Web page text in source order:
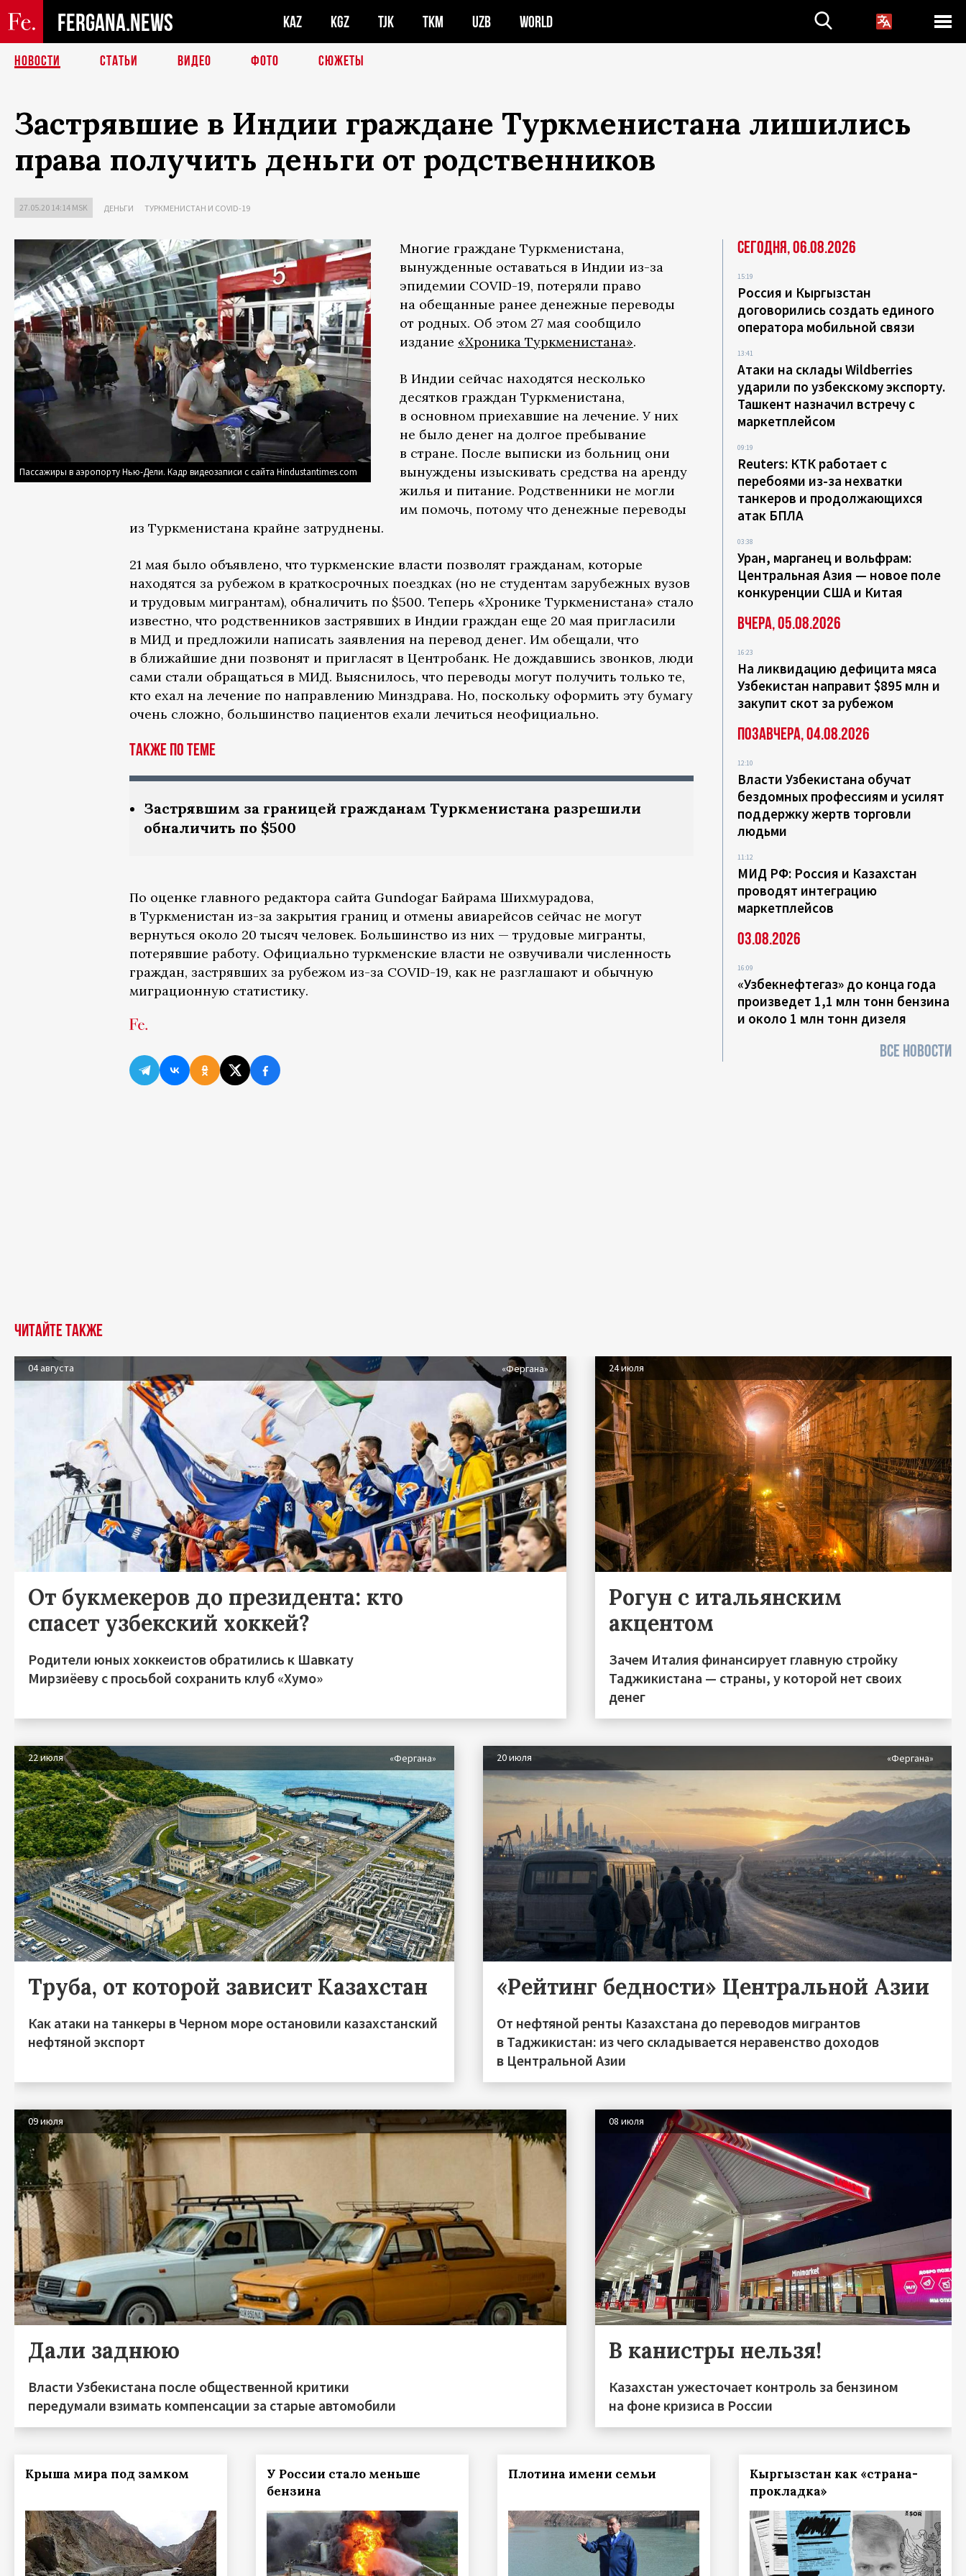
FERGANA.NEWS KAZ KGZ TJK TKM UZB WORLD
НОВОСТИ СТАТЬИ ВИДЕО ФОТО СЮЖЕТЫ
Застрявшие в Индии граждане Туркменистана лишились
права получить деньги от родственников
27.05.20 14:14 MSK ДЕНЬГИ ТУРКМЕНИСТАН И COVID-19
Пассажиры в аэропорту Нью-Дели. Кадр видеозаписи с сайта Hindustantimes.com
Многие граждане Туркменистана,
вынужденные оставаться в Индии из-за
эпидемии COVID-19, потеряли право
на обещанные ранее денежные переводы
от родных. Об этом 27 мая сообщило
издание «Хроника Туркменистана».
В Индии сейчас находятся несколько
десятков граждан Туркменистана,
в основном приехавшие на лечение. У них
не было денег на долгое пребывание
в стране. После выписки из больниц они
вынуждены изыскивать средства на аренду
жилья и питание. Родственники не могли
им помочь, потому что денежные переводы
из Туркменистана крайне затруднены.
21 мая было объявлено, что туркменские власти позволят гражданам, которые
находятся за рубежом в краткосрочных поездках (но не студентам зарубежных вузов
и трудовым мигрантам), обналичить по $500. Теперь «Хронике Туркменистана» стало
известно, что родственников застрявших в Индии граждан еще 20 мая пригласили
в МИД и предложили написать заявления на перевод денег. Им обещали, что
в ближайшие дни позвонят и пригласят в Центробанк. Не дождавшись звонков, люди
сами стали обращаться в МИД. Выяснилось, что переводы могут получить только те,
кто ехал на лечение по направлению Минздрава. Но, поскольку оформить эту бумагу
очень сложно, большинство пациентов ехали лечиться неофициально.
Также по теме
Застрявшим за границей гражданам Туркменистана разрешили
обналичить по $500
По оценке главного редактора сайта Gundogar Байрама Шихмурадова,
в Туркменистан из-за закрытия границ и отмены авиарейсов сейчас не могут
вернуться около 20 тысяч человек. Большинство из них — трудовые мигранты,
потерявшие работу. Официально туркменские власти не озвучивали численность
граждан, застрявших за рубежом из-за COVID-19, как не разглашают и обычную
миграционную статистику.
Сегодня, 06.08.2026
15:19
Россия и Кыргызстан
договорились создать единого
оператора мобильной связи
13:41
Атаки на склады Wildberries
ударили по узбекскому экспорту.
Ташкент назначил встречу с
маркетплейсом
09:19
Reuters: КТК работает с
перебоями из-за нехватки
танкеров и продолжающихся
атак БПЛА
03:38
Уран, марганец и вольфрам:
Центральная Азия — новое поле
конкуренции США и Китая
Вчера, 05.08.2026
16:23
На ликвидацию дефицита мяса
Узбекистан направит $895 млн и
закупит скот за рубежом
Позавчера, 04.08.2026
12:10
Власти Узбекистана обучат
бездомных профессиям и усилят
поддержку жертв торговли
людьми
11:12
МИД РФ: Россия и Казахстан
проводят интеграцию
маркетплейсов
03.08.2026
16:09
«Узбекнефтегаз» до конца года
произведет 1,1 млн тонн бензина
и около 1 млн тонн дизеля
ВСЕ НОВОСТИ
Читайте также
04 августа «Фергана»
От букмекеров до президента: кто
спасет узбекский хоккей?
Родители юных хоккеистов обратились к Шавкату
Мирзиёеву с просьбой сохранить клуб «Хумо»
24 июля
Рогун с итальянским
акцентом
Зачем Италия финансирует главную стройку
Таджикистана — страны, у которой нет своих
денег
22 июля «Фергана»
Труба, от которой зависит Казахстан
Как атаки на танкеры в Черном море остановили казахстанский
нефтяной экспорт
20 июля «Фергана»
«Рейтинг бедности» Центральной Азии
От нефтяной ренты Казахстана до переводов мигрантов
в Таджикистан: из чего складывается неравенство доходов
в Центральной Азии
09 июля
Дали заднюю
Власти Узбекистана после общественной критики
передумали взимать компенсации за старые автомобили
08 июля
В канистры нельзя!
Казахстан ужесточает контроль за бензином
на фоне кризиса в России
Крыша мира под замком
У России стало меньше
бензина
Плотина имени семьи
Кыргызстан как «страна-
прокладка»